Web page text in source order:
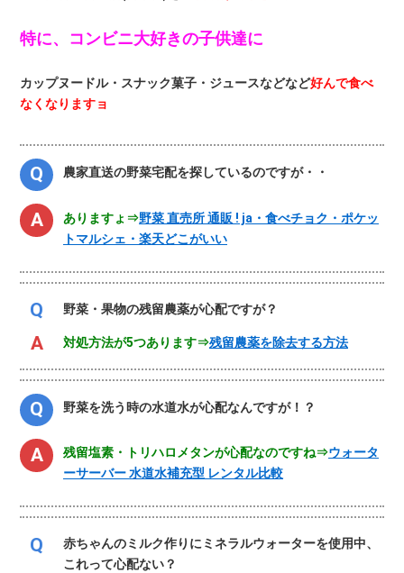
特に、コンビニ大好きの子供達に
カップヌードル・スナック菓子・ジュースなどなど好んで食べ
なくなりますョ
農家直送の野菜宅配を探しているのですが・・
ありますょ⇒野菜 直売所 通販 ! ja・食べチョク・ポケッ
トマルシェ・楽天どこがいい
野菜・果物の残留農薬が心配ですが？
対処方法が5つあります⇒残留農薬を除去する方法
野菜を洗う時の水道水が心配なんですが！？
残留塩素・トリハロメタンが心配なのですね⇒ウォータ
ーサーバー 水道水補充型 レンタル比較
赤ちゃんのミルク作りにミネラルウォーターを使用中、
これって心配ない？